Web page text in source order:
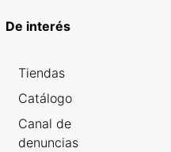
De interés
Tiendas
Catálogo
Canal de
denuncias